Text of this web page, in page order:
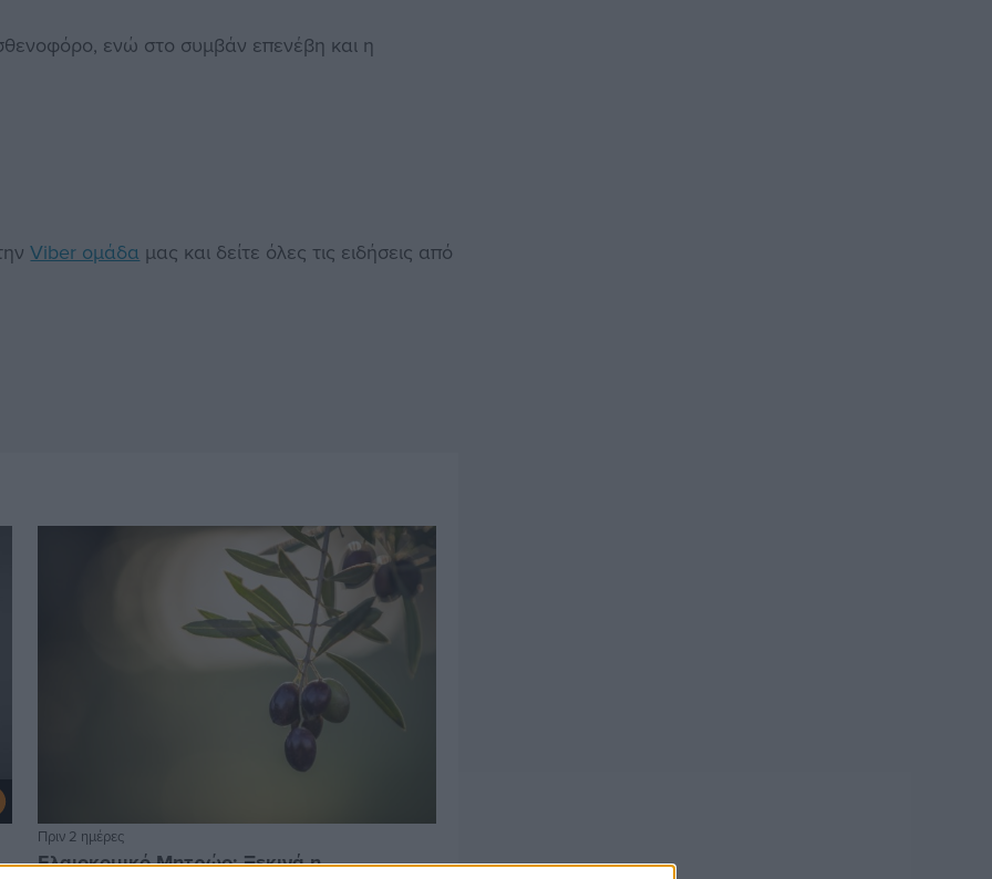
ενώ στο συμβάν επενέβη και η
Viber ομάδα μας και δείτε όλες τις ειδήσεις από
Πριν 2 ημέρες
Ελαιοκομικό Μητρώο: Ξεκινά η